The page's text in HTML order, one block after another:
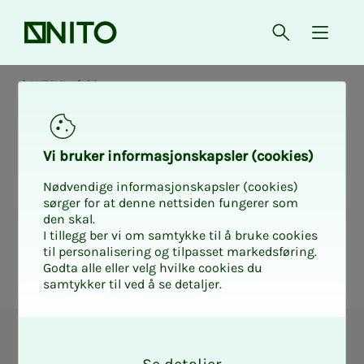
Forsiden Åpne søk
{
NITO Østfold
Valg­skje­­­ma NITO
Øst­­­fold
Vi bru­­­ker in­­­for­­­ma­­­sjons­­­kaps­­­­­ler (cookies)
Nødvendige informasjonskapsler (cookies)
sørger for at denne nettsiden fungerer som
den skal.
I tillegg ber vi om samtykke til å bruke cookies
til personalisering og tilpasset markedsføring.
Godta alle eller velg hvilke cookies du
samtykker til ved å se detaljer.